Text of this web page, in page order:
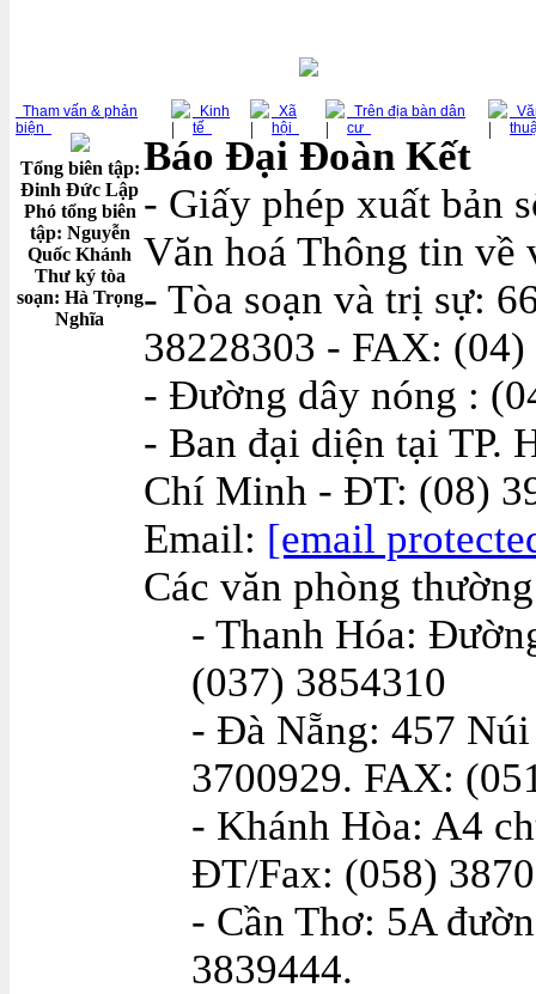
Tham vấn & phản
biện
Kinh
tế
Xã
hội
Trên địa bàn dân
cư
Tổng biên tập:
Đinh Đức Lập
Phó tổng biên
tập: Nguyễn
Quốc Khánh
Thư ký tòa
soạn: Hà Trọng
Nghĩa
Báo Đại Đoàn Kết
- Giấy phép xuất bản
Văn hoá Thông tin về
- Tòa soạn và trị sự:
38228303 - FAX:
- Đường dây nóng :
- Ban đại diện tại TP.
Chí Minh - ĐT: (08)
Email: [email
Các văn phòng
- Thanh Hóa:
(037) 3854310
- Đà Nẵng: 457
3700929. FAX:
- Khánh Hòa: A4
ĐT/Fax: (058)
- Cần Thơ: 5A
3839444.